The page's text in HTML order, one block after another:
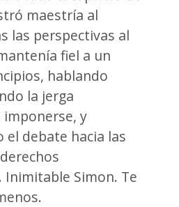
maestría al
las perspectivas al
fiel a un
hablando
la jerga
imponerse, y
el debate hacia las
Simon. Te